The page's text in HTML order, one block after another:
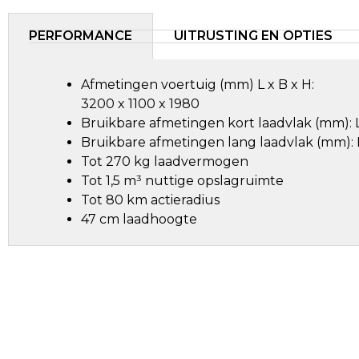
PERFORMANCE UITRUSTING EN OPTIES
Afmetingen voertuig (mm) L x B x H:
3200 x 1100 x 1980
Bruikbare afmetingen kort laadvlak (mm): L
Bruikbare afmetingen lang laadvlak (mm):
Tot 270 kg laadvermogen
Tot 1,5 m³ nuttige opslagruimte
Tot 80 km actieradius
47 cm laadhoogte